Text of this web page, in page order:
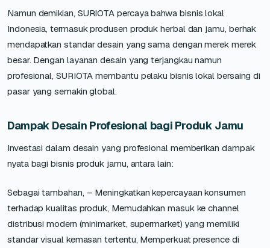
Namun demikian, SURIOTA percaya bahwa bisnis lokal
Indonesia, termasuk produsen produk herbal dan jamu, berhak
mendapatkan standar desain yang sama dengan merek merek
besar. Dengan layanan desain yang terjangkau namun
profesional, SURIOTA membantu pelaku bisnis lokal bersaing di
pasar yang semakin global.
Dampak Desain Profesional bagi Produk Jamu
Investasi dalam desain yang profesional memberikan dampak
nyata bagi bisnis produk jamu, antara lain:
Sebagai tambahan, – Meningkatkan kepercayaan konsumen
terhadap kualitas produk, Memudahkan masuk ke channel
distribusi modern (minimarket, supermarket) yang memiliki
standar visual kemasan tertentu, Memperkuat presence di